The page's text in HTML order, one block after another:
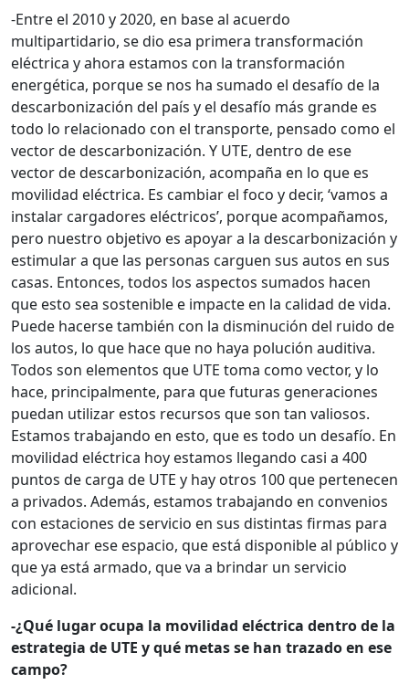
-Entre el 2010 y 2020, en base al acuerdo
multipartidario, se dio esa primera transformación
eléctrica y ahora estamos con la transformación
energética, porque se nos ha sumado el desafío de la
descarbonización del país y el desafío más grande es
todo lo relacionado con el transporte, pensado como el
vector de descarbonización. Y UTE, dentro de ese
vector de descarbonización, acompaña en lo que es
movilidad eléctrica. Es cambiar el foco y decir, ‘vamos a
instalar cargadores eléctricos’, porque acompañamos,
pero nuestro objetivo es apoyar a la descarbonización y
estimular a que las personas carguen sus autos en sus
casas. Entonces, todos los aspectos sumados hacen
que esto sea sostenible e impacte en la calidad de vida.
Puede hacerse también con la disminución del ruido de
los autos, lo que hace que no haya polución auditiva.
Todos son elementos que UTE toma como vector, y lo
hace, principalmente, para que futuras generaciones
puedan utilizar estos recursos que son tan valiosos.
Estamos trabajando en esto, que es todo un desafío. En
movilidad eléctrica hoy estamos llegando casi a 400
puntos de carga de UTE y hay otros 100 que pertenecen
a privados. Además, estamos trabajando en convenios
con estaciones de servicio en sus distintas firmas para
aprovechar ese espacio, que está disponible al público y
que ya está armado, que va a brindar un servicio
adicional.
-¿Qué lugar ocupa la movilidad eléctrica dentro de la
estrategia de UTE y qué metas se han trazado en ese
campo?